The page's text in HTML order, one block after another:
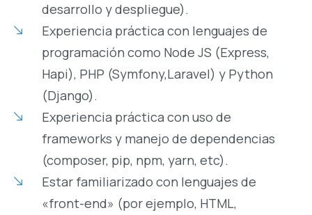
desarrollo y despliegue).
Experiencia práctica con lenguajes de
programación como Node JS (Express,
Hapi), PHP (Symfony,Laravel) y Python
(Django).
Experiencia práctica con uso de
frameworks y manejo de dependencias
(composer, pip, npm, yarn, etc).
Estar familiarizado con lenguajes de
«front-end» (por ejemplo, HTML,